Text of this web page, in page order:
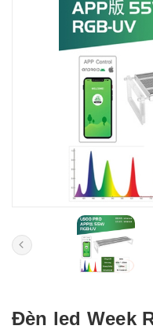
Đèn led Week